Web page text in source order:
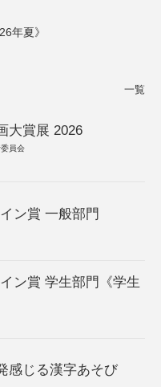
年夏》
一覧
大賞展 2026
員会
ン賞 一般部門
ン賞 学生部門《学生
感じる漢字あそび